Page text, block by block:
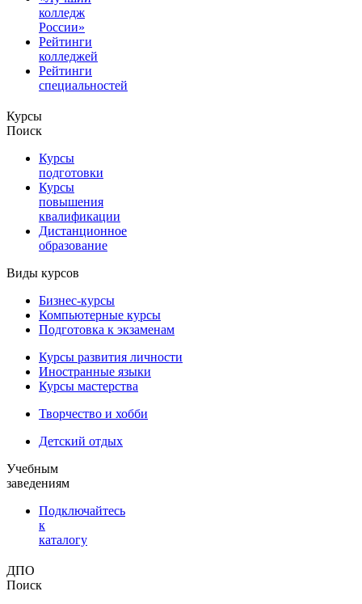
колледж
России»
Рейтинги
колледжей
Рейтинги
специальностей
Курсы
Поиск
Курсы
подготовки
Курсы
повышения
квалификации
Дистанционное
образование
Виды курсов
Бизнес-курсы
Компьютерные курсы
Подготовка к экзаменам
Курсы развития личности
Иностранные языки
Курсы мастерства
Творчество и хобби
Детский отдых
Учебным
заведениям
Подключайтесь
к
каталогу
ДПО
Поиск